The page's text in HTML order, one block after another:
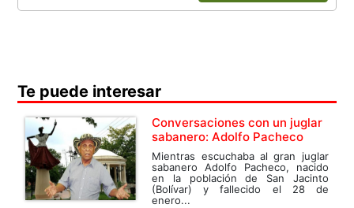
Te puede interesar
Conversaciones con un juglar
sabanero: Adolfo Pacheco
Mientras escuchaba al gran juglar
sabanero Adolfo Pacheco, nacido
en la población de San Jacinto
(Bolívar) y fallecido el 28 de
enero...